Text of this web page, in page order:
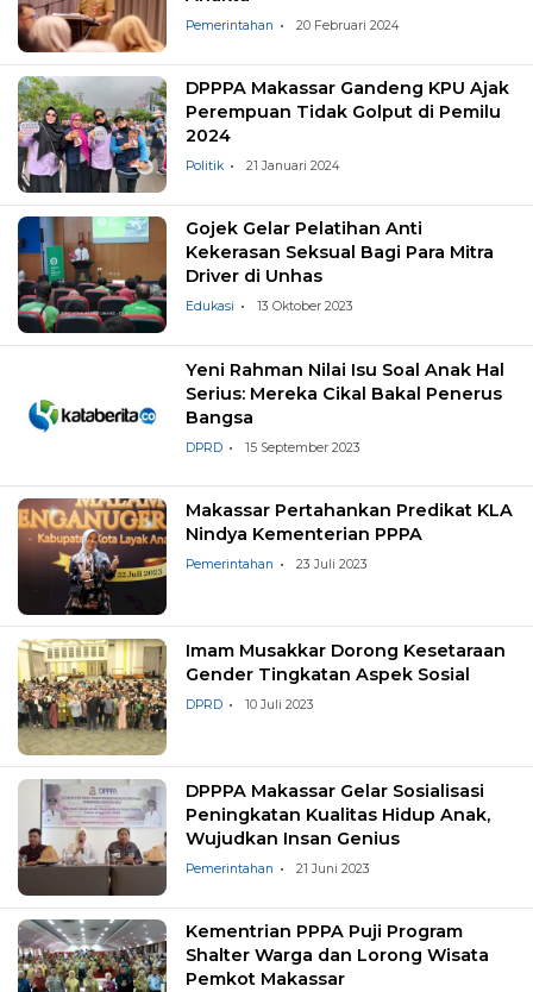
Pemerintahan 20 Februari 2024
DPPPA Makassar Gandeng KPU Ajak
Perempuan Tidak Golput di Pemilu
2024
Politik 21 Januari 2024
Gojek Gelar Pelatihan Anti
Kekerasan Seksual Bagi Para Mitra
Driver di Unhas
Edukasi 13 Oktober 2023
Yeni Rahman Nilai Isu Soal Anak Hal
Serius: Mereka Cikal Bakal Penerus
Bangsa
DPRD 15 September 2023
Makassar Pertahankan Predikat KLA
Nindya Kementerian PPPA
Pemerintahan 23 Juli 2023
Imam Musakkar Dorong Kesetaraan
Gender Tingkatan Aspek Sosial
DPRD 10 Juli 2023
DPPPA Makassar Gelar Sosialisasi
Peningkatan Kualitas Hidup Anak,
Wujudkan Insan Genius
Pemerintahan 21 Juni 2023
Kementrian PPPA Puji Program
Shalter Warga dan Lorong Wisata
Pemkot Makassar